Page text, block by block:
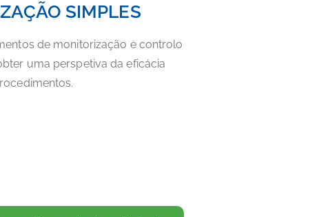
SIMPLES
de monitorização e controlo
uma perspetiva da eficácia